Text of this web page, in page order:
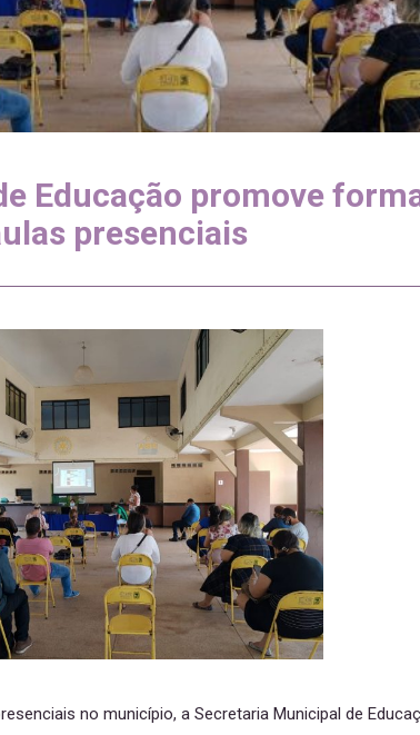
Educação promove
presenciais
no município, a Secretaria Municipal de